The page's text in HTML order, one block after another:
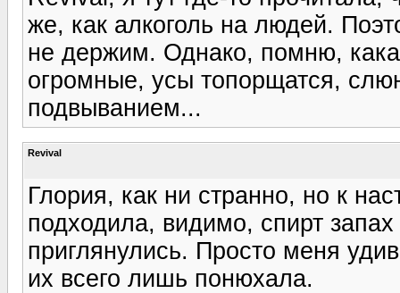
же, как алкоголь на людей.
не держим. Однако, помню,
огромные, усы топорщатся,
подвыванием...
Revival
Глория, как ни странно, но к
подходила, видимо, спирт запах
приглянулись. Просто меня
их всего лишь понюхала.